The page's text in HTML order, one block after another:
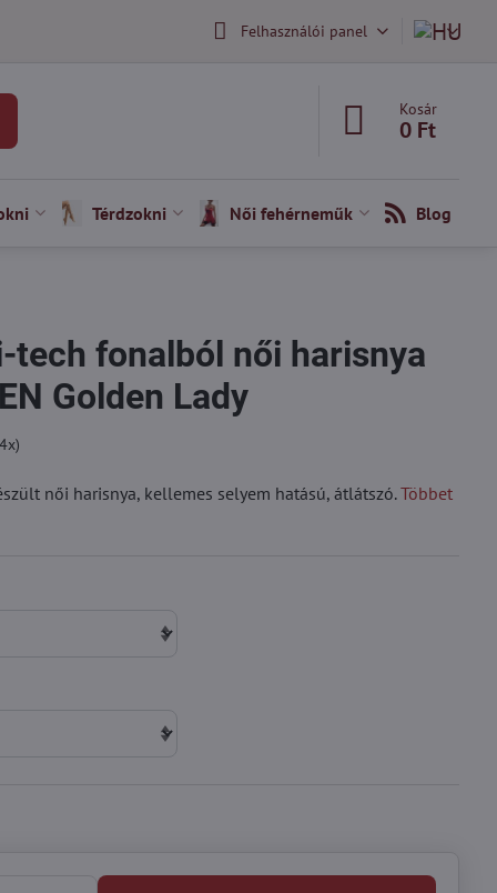
Felhasználói panel
Kosár
0 Ft
Térdzokni Női fehérneműk Blog
tech fonalból női harisnya
Golden Lady
x)
női harisnya, kellemes selyem hatású, átlátszó.Többet